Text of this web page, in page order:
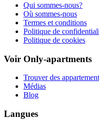
Qui sommes-nous?
Où sommes-nous
Termes et conditions
Politique de
Politique de cookies
Voir Only-apartments
Trouver des
Médias
Blog
Langues